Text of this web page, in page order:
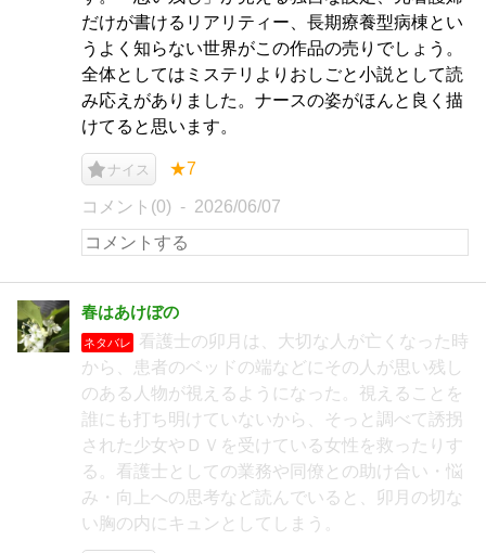
だけが書けるリアリティー、長期療養型病棟とい
うよく知らない世界がこの作品の売りでしょう。
全体としてはミステリよりおしごと小説として読
み応えがありました。ナースの姿がほんと良く描
けてると思います。
ナイス ★7
コメント(0) 2026/06/07
春はあけぼの
ネタバレ
看護士の卯月は、大切な人が亡くなった時
から、患者のベッドの端などにその人が思い残し
のある人物が視えるようになった。視えることを
誰にも打ち明けていないから、そっと調べて誘拐
された少女やＤＶを受けている女性を救ったりす
る。看護士としての業務や同僚との助け合い・悩
み・向上への思考など読んでいると、卯月の切な
い胸の内にキュンとしてしまう。